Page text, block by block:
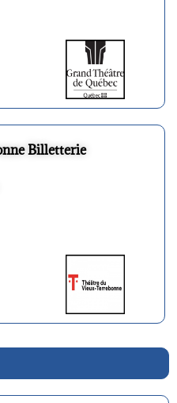
Billetterie